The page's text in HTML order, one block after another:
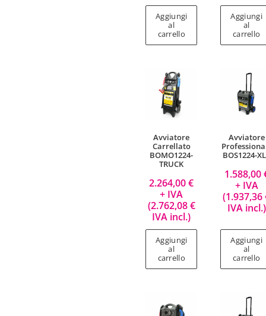
Aggiungi
al
carrello
Aggiungi
al
carrello
Avviatore
Carrellato
BOMO1224-
TRUCK
2.264,00€
+ IVA
(2.762,08€
IVA incl.)
Aggiungi
al
carrello
Avviatore
BOS1224-
1.588,00
+ IVA
(1.937,36
IVA incl.)
Aggiungi
al
carrello